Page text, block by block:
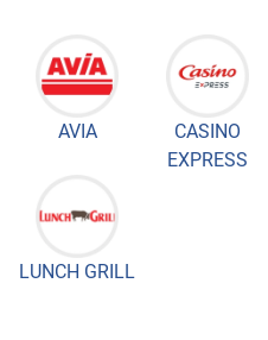
AVIA
CASINO
EXPRESS
LUNCH GRILL